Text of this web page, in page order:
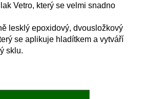
Vetro, který se velmi snadno
lesklý epoxidový, dvousložkový
se aplikuje hladítkem a vytváří
sklu.